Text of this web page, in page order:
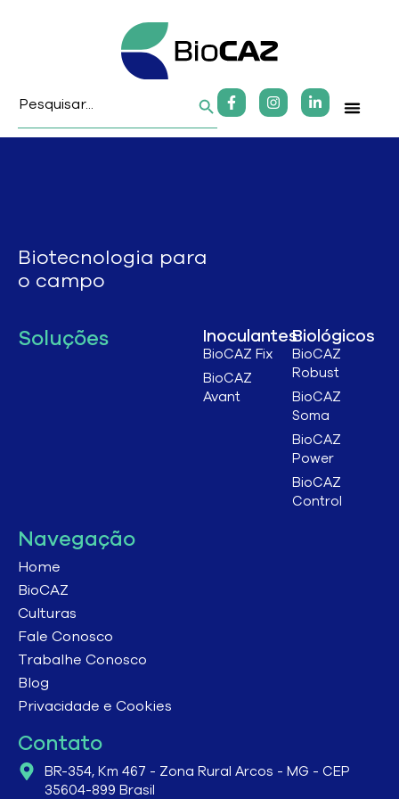
for:
Biotecnologia para
o campo
Soluções Inoculantes
BioCAZ Fix
BioCAZ
Avant
Biológicos
BioCAZ
Robust
BioCAZ
Soma
BioCAZ
Power
BioCAZ
Control
Navegação
Home
BioCAZ
Culturas
Fale Conosco
Trabalhe Conosco
Blog
Privacidade e Cookies
Contato
BR-354, Km 467 - Zona Rural Arcos - MG - CEP
35604-899 Brasil